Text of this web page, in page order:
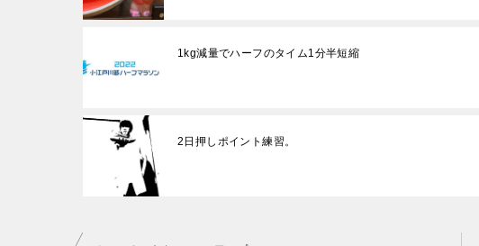
1kg減量でハーフのタイム1分半短縮
2日押しポイント練習。